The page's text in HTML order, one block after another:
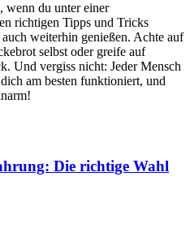
wenn du unter einer
richtigen Tipps und Tricks
weiterhin genießen. Achte auf
selbst oder greife auf
Und vergiss nicht: Jeder Mensch
am besten funktioniert, und
Die richtige Wahl